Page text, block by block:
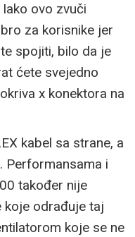
ovo zvuči
za korisnike jer
spojiti, bilo da je
ćete svejedno
x konektora na
kabel sa strane, a
Performansama i
također nije
koje odrađuje taj
koje se ne